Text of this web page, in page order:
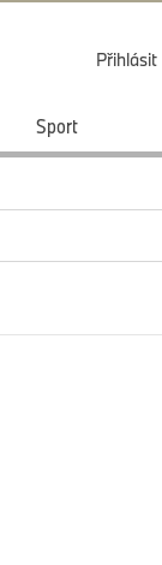
Přihlásit
Sport